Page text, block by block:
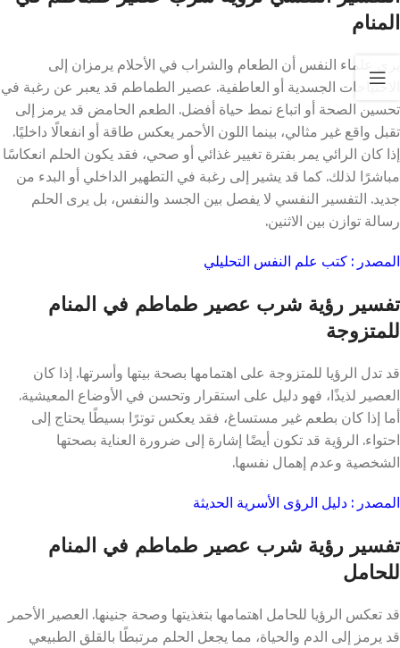
المنام
يري علماء النفس أن الطعام والشراب في الأحلام يرمزان إلى
الاحتياجات الجسدية أو العاطفية. عصير الطماطم قد يعبر عن رغبة في
تحسين الصحة أو اتباع نمط حياة أفضل. الطعم الحامض قد يرمز إلى
تقبل واقع غير مثالي، بينما اللون الأحمر يعكس طاقة أو انفعالًا داخليًا.
إذا كان الرائي يمر بفترة تغيير غذائي أو صحي، فقد يكون الحلم انعكاسًا
مباشرًا لذلك. كما قد يشير إلى رغبة في التطهير الداخلي أو البدء من
جديد. التفسير النفسي لا يفصل بين الجسد والنفس، بل يرى الحلم
رسالة توازن بين الاثنين.
المصدر : كتب علم النفس التحليلي
تفسير رؤية شرب عصير طماطم في المنام
للمتزوجة
قد تدل الرؤيا للمتزوجة على اهتمامها بصحة بيتها وأسرتها. إذا كان
العصير لذيذًا، فهو دليل على استقرار وتحسن في الأوضاع المعيشية.
أما إذا كان بطعم غير مستساغ، فقد يعكس توترًا بسيطًا يحتاج إلى
احتواء. الرؤية قد تكون أيضًا إشارة إلى ضرورة العناية بصحتها
الشخصية وعدم إهمال نفسها.
المصدر : دليل الرؤى الأسرية الحديثة
تفسير رؤية شرب عصير طماطم في المنام
للحامل
قد تعكس الرؤيا للحامل اهتمامها بتغذيتها وصحة جنينها. العصير الأحمر
قد يرمز إلى الدم والحياة، مما يجعل الحلم مرتبطًا بالقلق الطبيعي